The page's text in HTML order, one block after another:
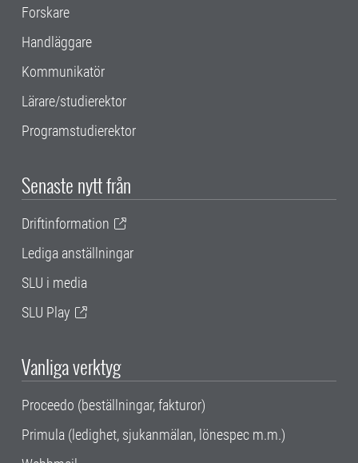
Forskare
Handläggare
Kommunikatör
Lärare/studierektor
Programstudierektor
Senaste nytt från
Driftinformation
Lediga anställningar
SLU i media
SLU Play
Vanliga verktyg
Proceedo (beställningar, fakturor)
Primula (ledighet, sjukanmälan, lönespec m.m.)